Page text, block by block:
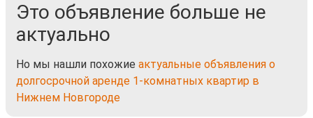
Это объявление больше не
актуально
Но мы нашли похожие актуальные объявления о
долгосрочной аренде 1-комнатных квартир в
Нижнем Новгороде